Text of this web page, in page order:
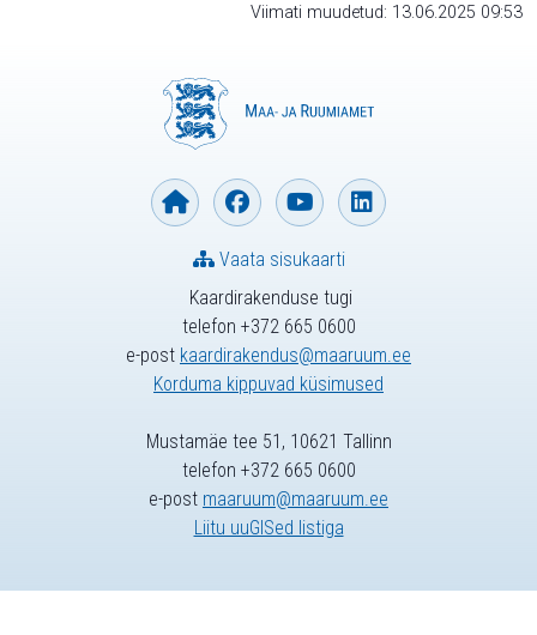
Viimati muudetud: 13.06.2025 09:53
Kaardirakenduse tugi
telefon +372 665 0600
e-post kaardirakendus@maaruum.ee
Korduma kippuvad küsimused
Vaata sisukaarti
Mustamäe tee 51, 10621 Tallinn
telefon +372 665 0600
e-post maaruum@maaruum.ee
Liitu uuGISed listiga